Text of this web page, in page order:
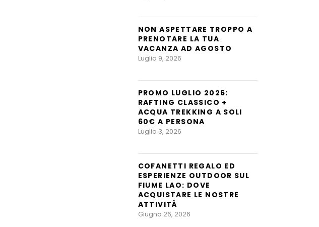
NON ASPETTARE TROPPO A
PRENOTARE LA TUA
VACANZA AD AGOSTO
Luglio 9, 2026
PROMO LUGLIO 2026:
RAFTING CLASSICO +
ACQUA TREKKING A SOLI
60€ A PERSONA
Luglio 3, 2026
COFANETTI REGALO ED
ESPERIENZE OUTDOOR SUL
FIUME LAO: DOVE
ACQUISTARE LE NOSTRE
ATTIVITÀ
Giugno 26, 2026